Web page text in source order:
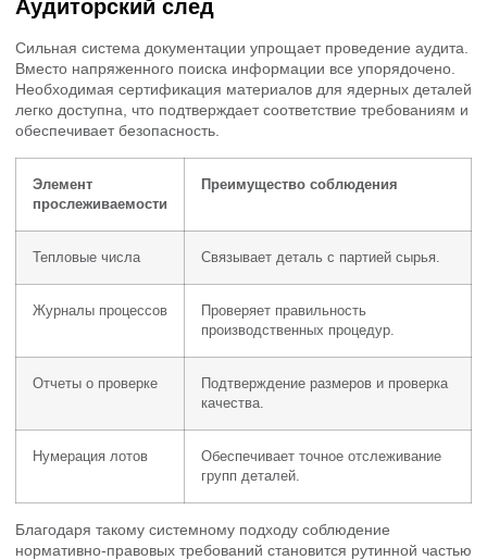
Аудиторский след
Сильная система документации упрощает проведение аудита.
Вместо напряженного поиска информации все упорядочено.
Необходимая сертификация материалов для ядерных деталей
легко доступна, что подтверждает соответствие требованиям и
обеспечивает безопасность.
Элемент
прослеживаемости
Преимущество соблюдения
Тепловые числа Связывает деталь с партией сырья.
Журналы процессов
Проверяет правильность
производственных процедур.
Отчеты о проверке
Подтверждение размеров и проверка
качества.
Нумерация лотов
Обеспечивает точное отслеживание
групп деталей.
Благодаря такому системному подходу соблюдение
нормативно-правовых требований становится рутинной частью